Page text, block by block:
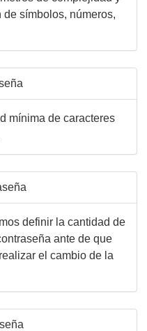
símbolos, números,
mínima de caracteres
definir la cantidad de
ante de que
el cambio de la